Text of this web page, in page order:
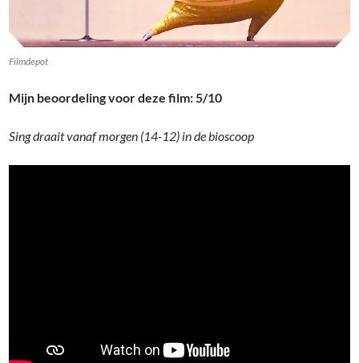
Filmdepot
Mijn beoordeling voor deze film: 5/10
Sing draait vanaf morgen (14-12) in de bioscoop